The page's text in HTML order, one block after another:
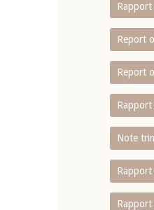
Rapport
Report
Report
Rapport
Note
Rapport
Rapport